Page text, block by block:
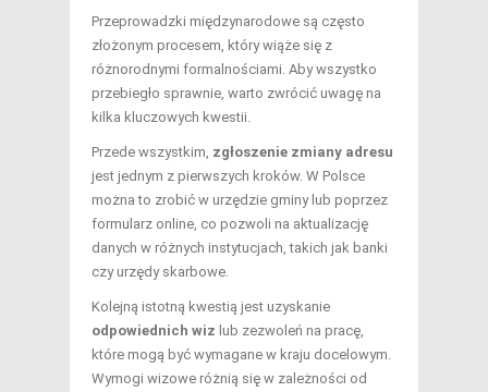
Przeprowadzki międzynarodowe są często
złożonym procesem, który wiąże się z
różnorodnymi formalnościami. Aby wszystko
przebiegło sprawnie, warto zwrócić uwagę na
kilka kluczowych kwestii.
Przede wszystkim, zgłoszenie zmiany adresu
jest jednym z pierwszych kroków. W Polsce
można to zrobić w urzędzie gminy lub poprzez
formularz online, co pozwoli na aktualizację
danych w różnych instytucjach, takich jak banki
czy urzędy skarbowe.
Kolejną istotną kwestią jest uzyskanie
odpowiednich wiz lub zezwoleń na pracę,
które mogą być wymagane w kraju docelowym.
Wymogi wizowe różnią się w zależności od